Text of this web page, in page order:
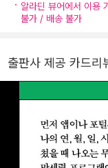
알라딘 뷰어에서 이용
불가 / 배송 불가
출판사 제공 카드리